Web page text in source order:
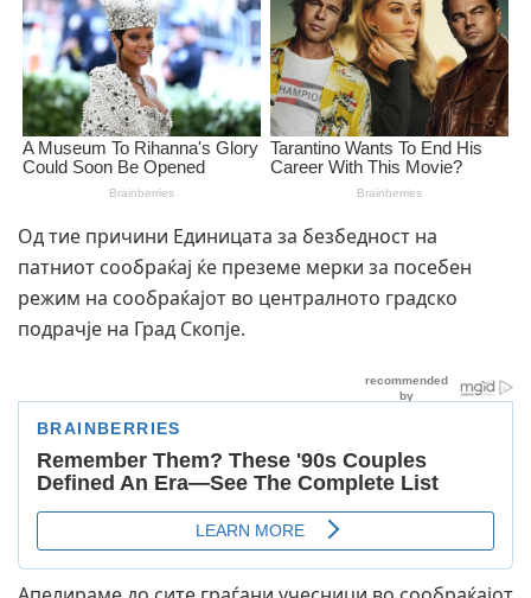
Од тие причини Единицата за безбедност на
патниот сообраќај ќе преземе мерки за посебен
режим на сообраќајот во централното градско
подрачје на Град Скопје.